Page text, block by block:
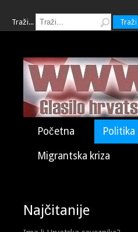
Traži... Traži
Početna Politika
Migrantska kriza
Najčitanije